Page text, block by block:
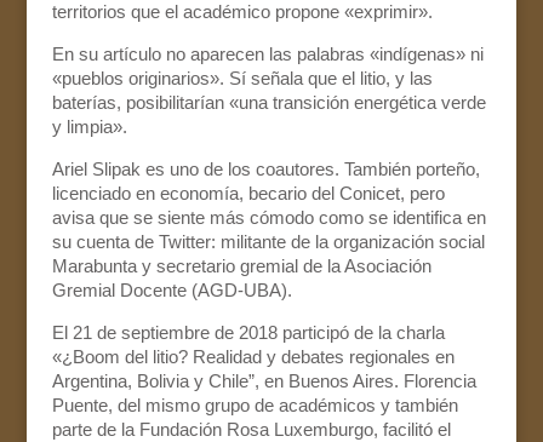
territorios que el académico propone «exprimir».
En su artículo no aparecen las palabras «indígenas» ni
«pueblos originarios». Sí señala que el litio, y las
baterías, posibilitarían «una transición energética verde
y limpia».
Ariel Slipak es uno de los coautores. También porteño,
licenciado en economía, becario del Conicet, pero
avisa que se siente más cómodo como se identifica en
su cuenta de Twitter: militante de la organización social
Marabunta y secretario gremial de la Asociación
Gremial Docente (AGD-UBA).
El 21 de septiembre de 2018 participó de la charla
«¿Boom del litio? Realidad y debates regionales en
Argentina, Bolivia y Chile”, en Buenos Aires. Florencia
Puente, del mismo grupo de académicos y también
parte de la Fundación Rosa Luxemburgo, facilitó el